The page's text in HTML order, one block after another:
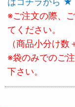
※ご注文の際、
てください。
（商品小分け数
※袋のみでのご
下さい。